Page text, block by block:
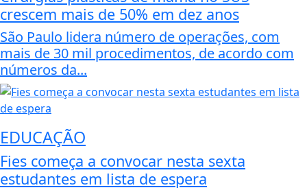
crescem mais de 50% em dez anos
São Paulo lidera número de operações, com
mais de 30 mil procedimentos, de acordo com
números da...
EDUCAÇÃO
Fies começa a convocar nesta sexta
estudantes em lista de espera